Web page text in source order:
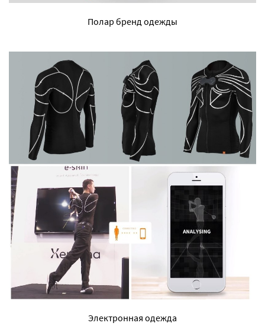
Полар бренд одежды
Электронная одежда